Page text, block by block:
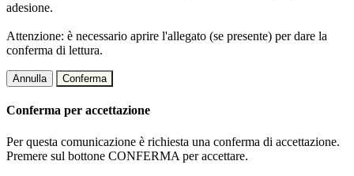
adesione.
Attenzione: è necessario aprire l'allegato (se presente) per dare la
conferma di lettura.
Annulla Conferma
Conferma per accettazione
Per questa comunicazione è richiesta una conferma di accettazione.
Premere sul bottone CONFERMA per accettare.